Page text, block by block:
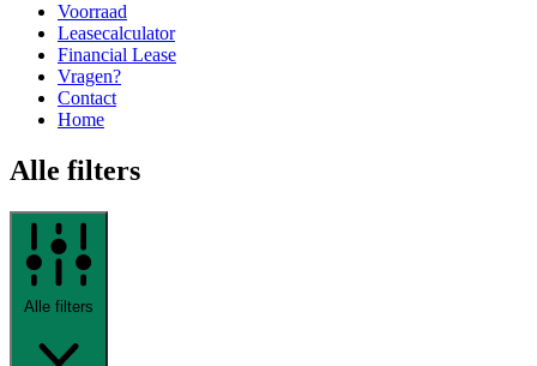
Voorraad
Leasecalculator
Financial Lease
Vragen?
Contact
Home
Alle filters
Alle filters